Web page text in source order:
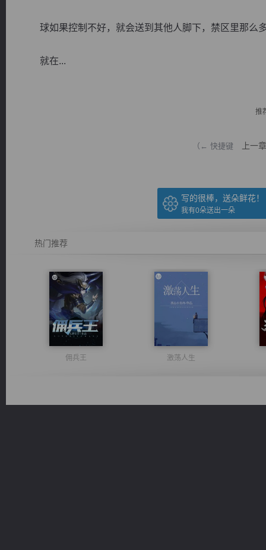
球如果控制不好，就会送到其他人脚下，禁区里那么
就在...
推
（← 快捷键 上一章
写的很棒，送朵鲜花！
我有0朵送出一朵
热门推荐
佣兵王 激荡人生